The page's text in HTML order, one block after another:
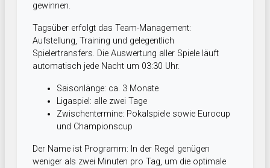
gewinnen.
Tagsüber erfolgt das Team-Management:
Aufstellung, Training und gelegentlich
Spielertransfers. Die Auswertung aller Spiele läuft
automatisch jede Nacht um 03:30 Uhr.
Saisonlänge: ca. 3 Monate
Ligaspiel: alle zwei Tage
Zwischentermine: Pokalspiele sowie Eurocup
und Championscup
Der Name ist Programm: In der Regel genügen
weniger als zwei Minuten pro Tag, um die optimale